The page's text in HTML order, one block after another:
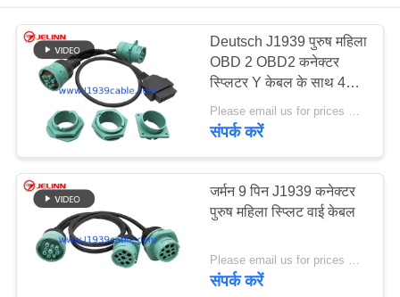
उत्पादों
हमारे
कारखाना
भ्रमण
ईएलडी केबल
जे 1 9 3 9 केबल
34
Deutsch J1939 पुरुष महिला
OBD 2 OBD2 कनेक्टर
स्प्लिटर Y केबल के साथ 4
अलग-अलग पैनल माउंट ब्रैकेट
Please email us for prices MOQ:100 पीसीएस
संपर्क करें
जर्मन 9 पिन J1939 कनेक्टर
पुरुष महिला स्प्लिट वाई केबल
Please email us for prices MOQ:100 पीसीएस
संपर्क करें